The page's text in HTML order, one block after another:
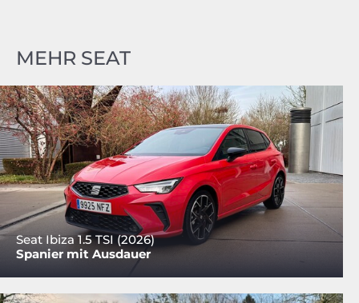
MEHR SEAT
Seat Ibiza 1.5 TSI (2026)
Spanier mit Ausdauer